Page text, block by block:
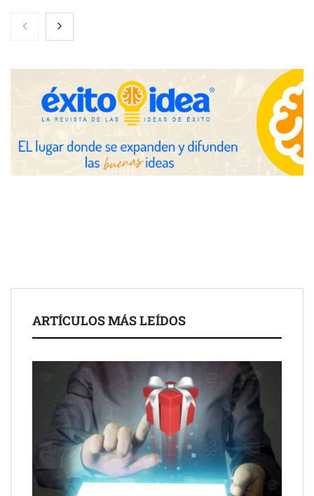
Nicols presenta seis modelos de anillos de compromiso para el
eclipse solar del 12 de agosto
Zoomex mejora su Strategy Center con herramientas
avanzadas para trading estratégico
COMPALISS de LYSOTRIC: cuando un solo producto multiplica
las posibilidades del salón profesional
Schaeffler mejora su rentabilidad en el primer semestre de 2026
NOVA: innovación y diseño que transforman espacios de la
ARTÍCULOS MÁS LEÍDOS